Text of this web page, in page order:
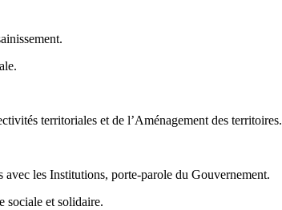
territoriales et de l’Aménagement des territoires.
les Institutions, porte-parole du Gouvernement.
sociale et solidaire.